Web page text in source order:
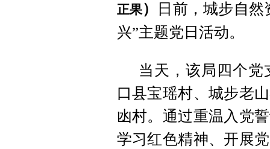
正果）
日前，城步自
兴”主题党日活动。
当天，该局四个
口县宝瑶村、城步老
凼村。通过重温入党
学习红色精神、开展